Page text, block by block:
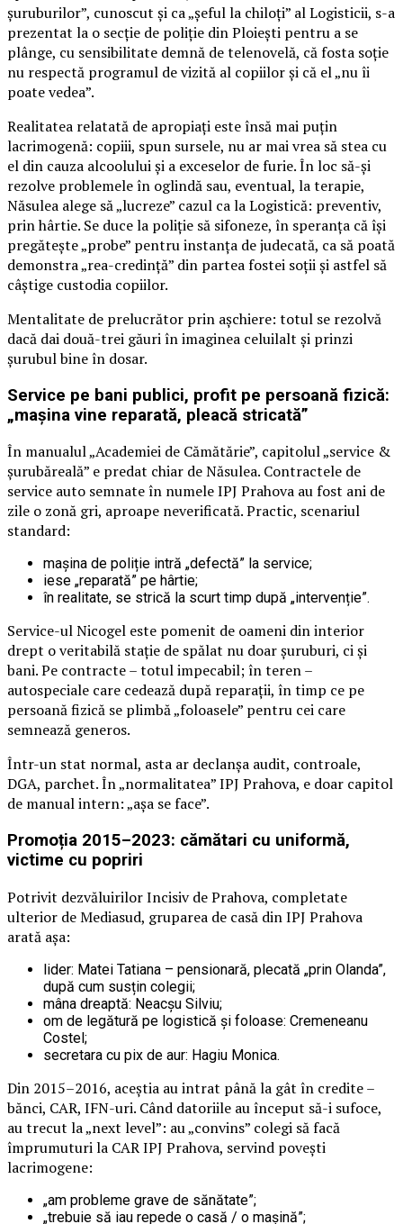
șuruburilor”, cunoscut și ca „șeful la chiloți” al Logisticii, s-a
prezentat la o secție de poliție din Ploiești pentru a se
plânge, cu sensibilitate demnă de telenovelă, că fosta soție
nu respectă programul de vizită al copiilor și că el „nu îi
poate vedea”.
Realitatea relatată de apropiați este însă mai puțin
lacrimogenă: copiii, spun sursele, nu ar mai vrea să stea cu
el din cauza alcoolului și a exceselor de furie. În loc să-și
rezolve problemele în oglindă sau, eventual, la terapie,
Năsulea alege să „lucreze” cazul ca la Logistică: preventiv,
prin hârtie. Se duce la poliție să sifoneze, în speranța că își
pregătește „probe” pentru instanța de judecată, ca să poată
demonstra „rea-credință” din partea fostei soții și astfel să
câștige custodia copiilor.
Mentalitate de prelucrător prin așchiere: totul se rezolvă
dacă dai două-trei găuri în imaginea celuilalt și prinzi
șurubul bine în dosar.
Service pe bani publici, profit pe persoană fizică:
„mașina vine reparată, pleacă stricată”
În manualul „Academiei de Cămătărie”, capitolul „service &
șurubăreală” e predat chiar de Năsulea. Contractele de
service auto semnate în numele IPJ Prahova au fost ani de
zile o zonă gri, aproape neverificată. Practic, scenariul
standard:
mașina de poliție intră „defectă” la service;
iese „reparată” pe hârtie;
în realitate, se strică la scurt timp după „intervenție”.
Service-ul Nicogel este pomenit de oameni din interior
drept o veritabilă stație de spălat nu doar șuruburi, ci și
bani. Pe contracte – totul impecabil; în teren –
autospeciale care cedează după reparații, în timp ce pe
persoană fizică se plimbă „foloasele” pentru cei care
semnează generos.
Într-un stat normal, asta ar declanșa audit, controale,
DGA, parchet. În „normalitatea” IPJ Prahova, e doar capitol
de manual intern: „așa se face”.
Promoția 2015–2023: cămătari cu uniformă,
victime cu popriri
Potrivit dezvăluirilor Incisiv de Prahova, completate
ulterior de Mediasud, gruparea de casă din IPJ Prahova
arată așa:
lider: Matei Tatiana – pensionară, plecată „prin Olanda”,
după cum susțin colegii;
mâna dreaptă: Neacșu Silviu;
om de legătură pe logistică și foloase: Cremeneanu
Costel;
secretara cu pix de aur: Hagiu Monica.
Din 2015–2016, aceștia au intrat până la gât în credite –
bănci, CAR, IFN-uri. Când datoriile au început să-i sufoce,
au trecut la „next level”: au „convins” colegi să facă
împrumuturi la CAR IPJ Prahova, servind povești
lacrimogene:
„am probleme grave de sănătate”;
„trebuie să iau repede o casă / o mașină”;